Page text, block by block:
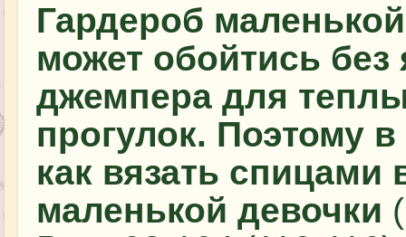
Гардероб
может обойтись без
джемпера для
прогулок. Поэтому
как вязать
маленькой девочки